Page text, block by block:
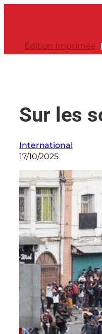
Édition Imprimée
Sur les
International
17/10/2025